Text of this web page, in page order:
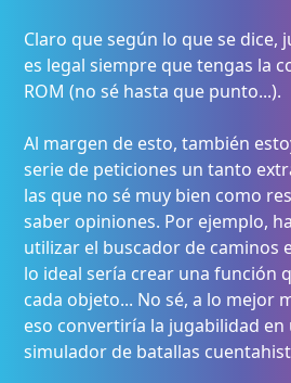
Claro que según lo que se dice,
es legal siempre que tengas la
ROM (no sé hasta que punto...).
Al margen de esto, también
serie de peticiones un tanto
las que no sé muy bien como
saber opiniones. Por ejemplo,
utilizar el buscador de caminos
lo ideal sería crear una función
cada objeto... No sé, a lo mejor
eso convertiría la jugabilidad en
simulador de batallas